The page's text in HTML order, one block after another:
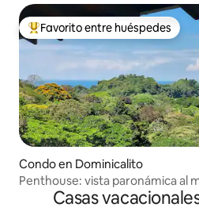
Favorito entre huéspedes
Favorito entre huéspedes
Condo en Dominicalito
Penthouse: vista paronámica al
Casas